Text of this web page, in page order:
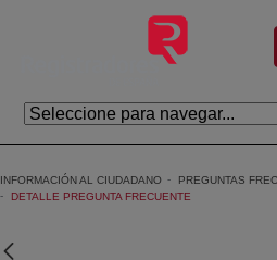
Saltar al contenido principal
INFORMACIÓN AL CIUDADANO
PREGUNTAS
DETALLE PREGUNTA FRECUENTE